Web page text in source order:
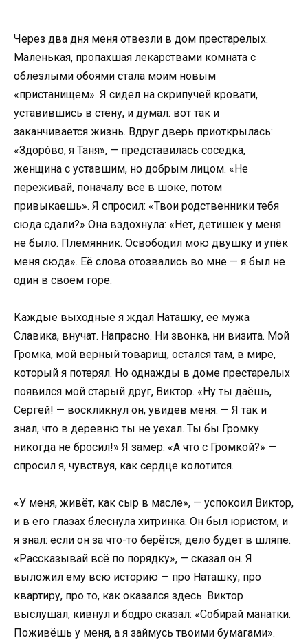
Через два дня меня отвезли в дом престарелых.
Маленькая, пропахшая лекарствами комната с
облезлыми обоями стала моим новым
«пристанищем». Я сидел на скрипучей кровати,
уставившись в стену, и думал: вот так и
заканчивается жизнь. Вдруг дверь приоткрылась:
«Здорóво, я Таня», — представилась соседка,
женщина с уставшим, но добрым лицом. «Не
переживай, поначалу все в шоке, потом
привыкаешь». Я спросил: «Твои родственники тебя
сюда сдали?» Она вздохнула: «Нет, детишек у меня
не было. Племянник. Освободил мою двушку и упёк
меня сюда». Её слова отозвались во мне — я был не
один в своём горе.
Каждые выходные я ждал Наташку, её мужа
Славика, внучат. Напрасно. Ни звонка, ни визита. Мой
Громка, мой верный товарищ, остался там, в мире,
который я потерял. Но однажды в доме престарелых
появился мой старый друг, Виктор. «Ну ты даёшь,
Сергей! — воскликнул он, увидев меня. — Я так и
знал, что в деревню ты не уехал. Ты бы Громку
никогда не бросил!» Я замер. «А что с Громкой?» —
спросил я, чувствуя, как сердце колотится.
«У меня, живёт, как сыр в масле», — успокоил Виктор,
и в его глазах блеснула хитринка. Он был юристом, и
я знал: если он за что-то берётся, дело будет в шляпе.
«Рассказывай всё по порядку», — сказал он. Я
выложил ему всю историю — про Наташку, про
квартиру, про то, как оказался здесь. Виктор
выслушал, кивнул и бодро сказал: «Собирай манатки.
Поживёшь у меня, а я займусь твоими бумагами».